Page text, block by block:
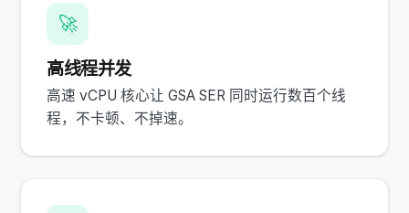
🚀
高线程并发
高速 vCPU 核心让 GSA SER 同时运行数百个线
程，不卡顿、不掉速。